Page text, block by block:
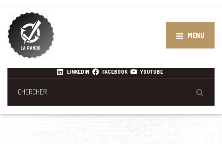
MENU
LINKEDIN FACEBOOK YOUTUBE